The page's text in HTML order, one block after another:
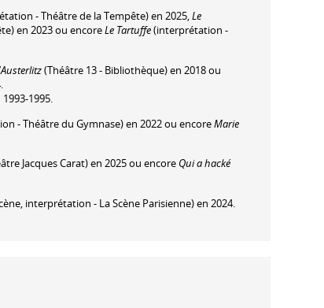
- Théâtre de la Tempête) en 2025,Le
en 2023 ou encoreLe Tartuffe(interprétation -
(Théâtre 13 - Bibliothèque) en 2018 ou
1995.
- Théâtre du Gymnase) en 2022 ou encoreMarie
Jacques Carat) en 2025 ou encore Qui a hacké
interprétation - La Scène Parisienne) en 2024.